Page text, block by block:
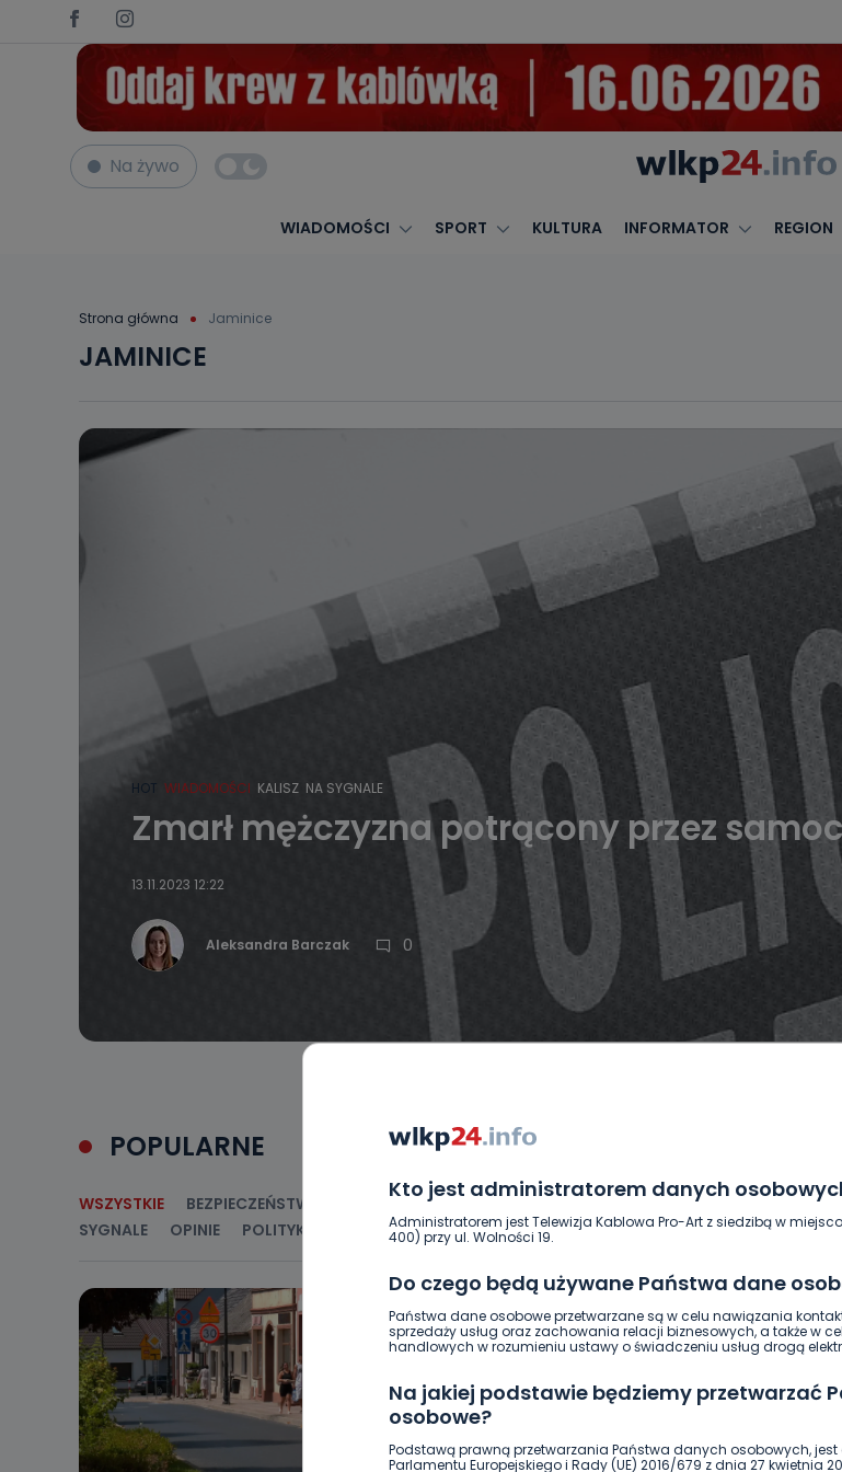
Na żywo
WIADOMOŚCI SPORT KULTURA INFORMATOR REGION
Strona główna Jaminice
Kto jest administratorem danych
Administratorem jest Telewizja Kablowa Pro-Art z siedzibą w
400) przy ul. Wolności 19.
Do czego będą używane Państwa dane
Państwa dane osobowe przetwarzane są w celu nawiązania
sprzedaży usług oraz zachowania relacji biznesowych, a także w
handlowych w rozumieniu ustawy o świadczeniu usług drogą
Na jakiej podstawie będziemy przetwarzać
osobowe?
Podstawą prawną przetwarzania Państwa danych osobowych, jest
Parlamentu Europejskiego i Rady (UE) 2016/679 z dnia 27 kwietnia
JAMINICE
HOT WIADOMOŚCI KALISZ NA SYGNALE
Zmarł mężczyzna potrącony przez
13.11.2023 12:22
Aleksandra Barczak 0
POPULARNE
WSZYSTKIE BEZPIECZEŃSTWO CIEKAWOSTKI GOSPODARKA I FINANSE
SYGNALE
OPINIE POLITYKA RELIGIA SAMORZĄD ŚRODOWISKO WASZE INFO